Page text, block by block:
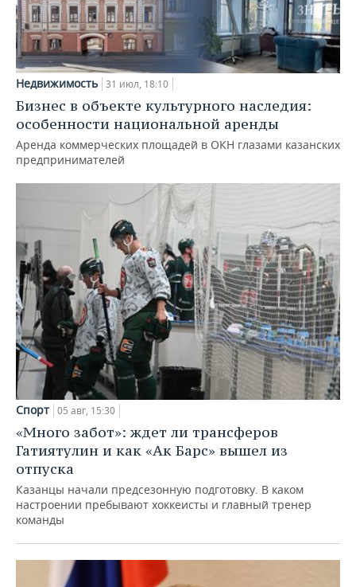
Недвижимость 31 июл, 18:10
Бизнес в объекте культурного наследия:
особенности национальной аренды
Аренда коммерческих площадей в ОКН глазами казанских
предпринимателей
Спорт 05 авг, 15:30
«Много забот»: ждет ли трансферов
Гатиятулин и как «Ак Барс» вышел из
отпуска
Казанцы начали предсезонную подготовку. В каком
настроении пребывают хоккеисты и главный тренер
команды